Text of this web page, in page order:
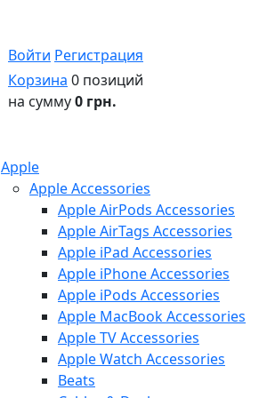
Войти Регистрация
Корзина 0 позиций
на сумму0 грн.
Apple
Apple Accessories
Apple AirPods Accessories
Apple AirTags Accessories
Apple iPad Accessories
Apple iPhone Accessories
Apple iPods Accessories
Apple MacBook Accessories
Apple TV Accessories
Apple Watch Accessories
Beats